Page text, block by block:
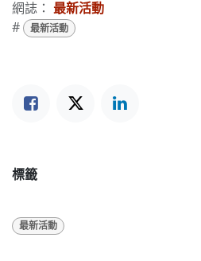
網誌： 最新活動
#
最新活動
標籤
最新活動